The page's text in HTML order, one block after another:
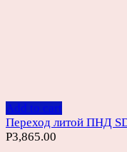
Add to cart
Переход литой ПНД
Р3,865.00